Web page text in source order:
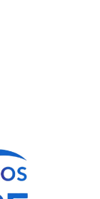
PERNAMBUCO
Nº 0016/2026